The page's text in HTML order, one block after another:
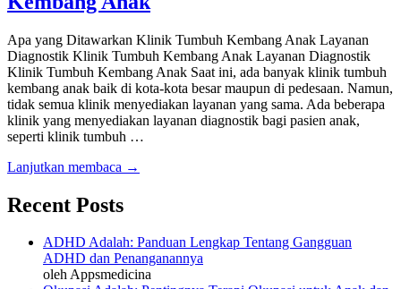
Apa yang Ditawarkan Klinik Tumbuh Kembang Anak Layanan
Diagnostik Klinik Tumbuh Kembang Anak ​Layanan Diagnostik
Klinik Tumbuh Kembang Anak Saat ini, ada banyak klinik tumbuh
kembang anak baik di kota-kota besar maupun di pedesaan. Namun,
tidak semua klinik menyediakan layanan yang sama. Ada beberapa
klinik yang menyediakan layanan diagnostik bagi pasien anak,
seperti klinik tumbuh …
Lanjutkan membaca →
Recent Posts
ADHD Adalah: Panduan Lengkap Tentang Gangguan
ADHD dan Penanganannya
oleh Appsmedicina